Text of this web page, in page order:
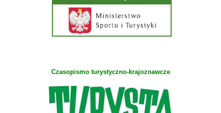
Czasopismo turystyczno-krajoznawcze